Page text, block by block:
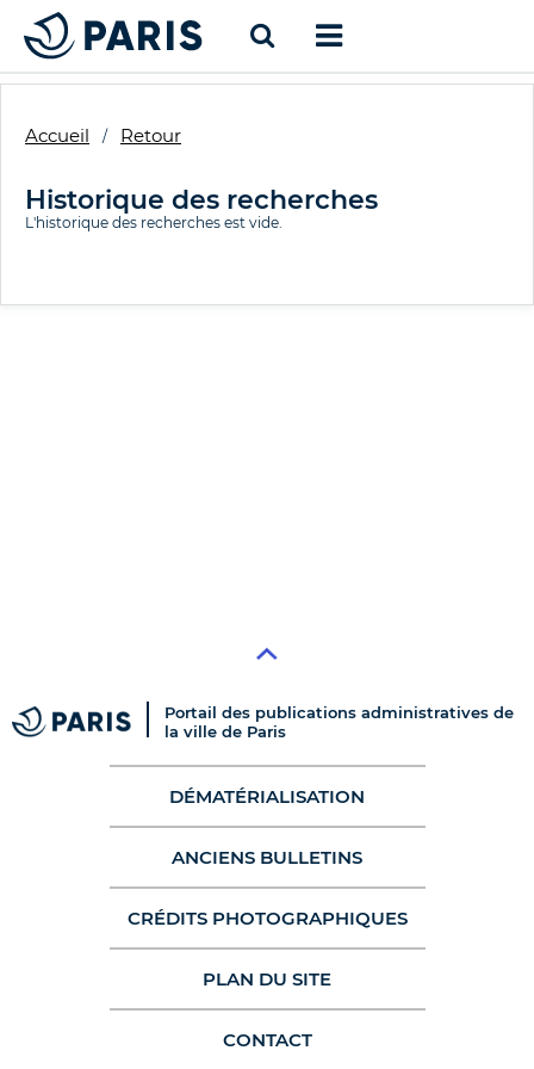
Accueil Retour
Historique des recherches
L'historique des recherches est vide.
Portail des publications administratives de
la ville de Paris
DÉMATÉRIALISATION
ANCIENS BULLETINS
CRÉDITS PHOTOGRAPHIQUES
PLAN DU SITE
CONTACT